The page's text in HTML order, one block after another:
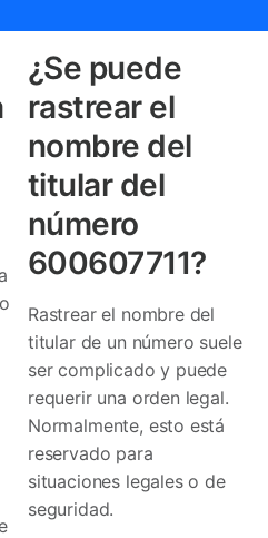
¿Se puede
rastrear el
nombre del
titular del
número
600607711?
Rastrear el nombre del
titular de un número suele
ser complicado y puede
requerir una orden legal.
Normalmente, esto está
reservado para
situaciones legales o de
seguridad.